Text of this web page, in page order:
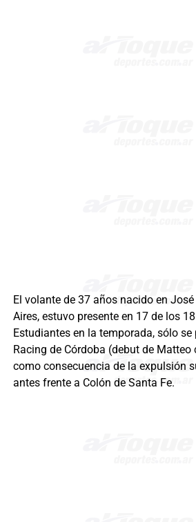
El volante de 37 años nacido en José
Aires, estuvo presente en 17 de los
Estudiantes en la temporada, sólo
Racing de Córdoba (debut de Matteo
como consecuencia de la expulsión
antes frente a Colón de Santa Fe.